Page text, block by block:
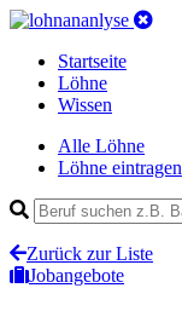
Startseite
Löhne
Wissen
Alle Löhne
Löhne eintragen
Zurück zur Liste
Jobangebote